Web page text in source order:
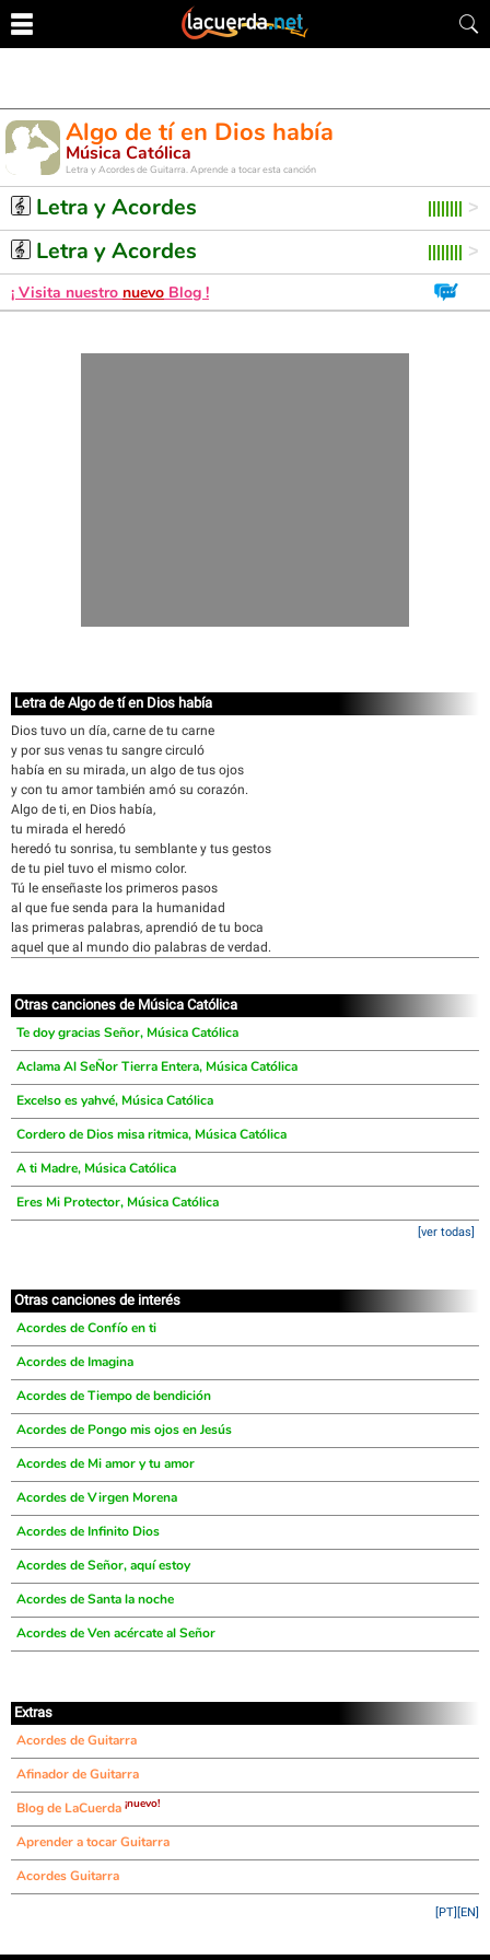
Algo de tí en Dios había
Música Católica
Letra y Acordes de Guitarra. Aprende a tocar esta canción
Letra y Acordes
Letra y Acordes
¡ Visita nuestro nuevo Blog !
Letra de Algo de tí en Dios había
Dios tuvo un día, carne de tu carne
y por sus venas tu sangre circuló
había en su mirada, un algo de tus ojos
y con tu amor también amó su corazón.
Algo de ti, en Dios había,
tu mirada el heredó
heredó tu sonrisa, tu semblante y tus gestos
de tu piel tuvo el mismo color.
Tú le enseñaste los primeros pasos
al que fue senda para la humanidad
las primeras palabras, aprendió de tu boca
aquel que al mundo dio palabras de verdad.
Otras canciones de Música Católica
Te doy gracias Señor, Música Católica
Aclama Al SeÑor Tierra Entera, Música Católica
Excelso es yahvé, Música Católica
Cordero de Dios misa ritmica, Música Católica
A ti Madre, Música Católica
Eres Mi Protector, Música Católica
[ver todas]
Otras canciones de interés
Acordes de Confío en ti
Acordes de Imagina
Acordes de Tiempo de bendición
Acordes de Pongo mis ojos en Jesús
Acordes de Mi amor y tu amor
Acordes de Virgen Morena
Acordes de Infinito Dios
Acordes de Señor, aquí estoy
Acordes de Santa la noche
Acordes de Ven acércate al Señor
Extras
Acordes de Guitarra
Afinador de Guitarra
Blog de LaCuerda ¡nuevo!
Aprender a tocar Guitarra
Acordes Guitarra
[EN]
[PT]